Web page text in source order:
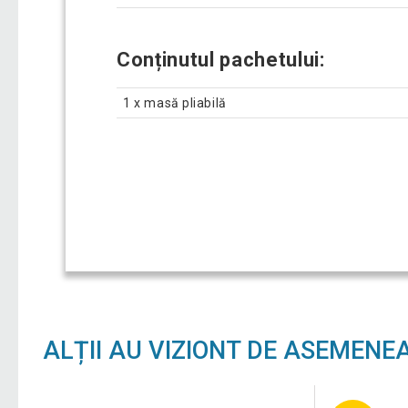
Conținutul pachetului:
1 x masă pliabilă
ALȚII AU VIZIONT DE